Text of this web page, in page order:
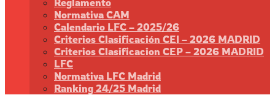
Normativa CAM
Calendario LFC – 2025/26
Criterios Clasificación CEI – 2026 MADRID
Criterios Clasificacion CEP – 2026 MADRID
LFC
Normativa LFC Madrid
Ranking 24/25 Madrid